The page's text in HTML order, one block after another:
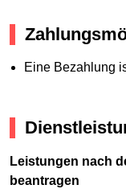
Eine Bezahlung
Leistungen nach
beantragen